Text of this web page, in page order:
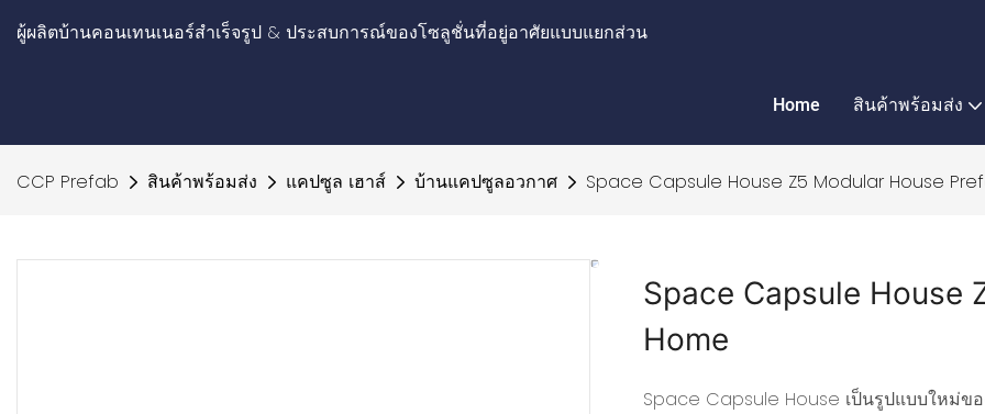
ผู้ผลิตบ้านคอนเทนเนอร์สำเร็จรูป & ประสบการณ์ของโซลูชั่นที่อยู่อาศัยแบบแยกส่วน
Home สินค้าพร้อมส่ง
CCP Prefab สินค้าพร้อมส่ง แคปซูล เฮาส์ บ้านแคปซูลอวกาศ Space Capsule House Z5 Modular House
Space Capsule House
Home
Space Capsule House เป็นรูปแบบใหม่ข